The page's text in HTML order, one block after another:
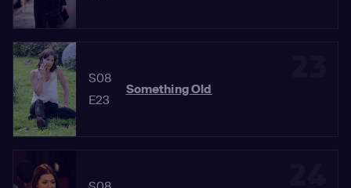
S08
E23
Something Old